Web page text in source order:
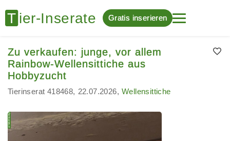
Gratis inserieren
Zu verkaufen: junge, vor allem
Rainbow-Wellensittiche aus
Hobbyzucht
Tierinserat 418468 22.07.2026 Wellensittiche